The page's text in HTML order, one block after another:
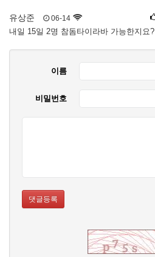
유상준 06-14
내일 15일 2명 참돔타이라바 가능한지요?
이름
비밀번호
댓글등록